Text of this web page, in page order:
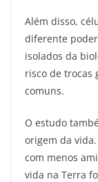
Além disso,
diferente
isolados da
risco de trocas
comuns.
O estudo
origem da
com menos
vida na Terra